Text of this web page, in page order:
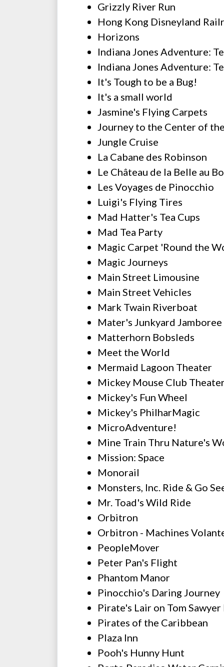
Grizzly River Run
Hong Kong Disneyland
Horizons
Indiana Jones Adventure:
Indiana Jones Adventure:
It's Tough to be a Bug!
It's a small world
Jasmine's Flying Carpets
Journey to the Center of
Jungle Cruise
La Cabane des Robinson
Le Château de la Belle au
Les Voyages de Pinocchio
Luigi's Flying Tires
Mad Hatter's Tea Cups
Mad Tea Party
Magic Carpet 'Round the
Magic Journeys
Main Street Limousine
Main Street Vehicles
Mark Twain Riverboat
Mater's Junkyard Jamboree
Matterhorn Bobsleds
Meet the World
Mermaid Lagoon Theater
Mickey Mouse Club
Mickey's Fun Wheel
Mickey's PhilharMagic
MicroAdventure!
Mine Train Thru Nature's
Mission: Space
Monorail
Monsters, Inc. Ride & Go
Mr. Toad's Wild Ride
Orbitron
Orbitron - Machines
PeopleMover
Peter Pan's Flight
Phantom Manor
Pinocchio's Daring Journey
Pirate's Lair on Tom Sawyer
Pirates of the Caribbean
Plaza Inn
Pooh's Hunny Hunt